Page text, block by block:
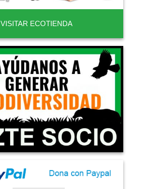
VISITAR ECOTIENDA